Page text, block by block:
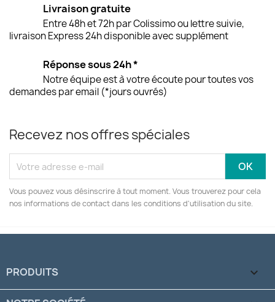
Livraison gratuite
Entre 48h et 72h par Colissimo ou lettre suivie,
livraison Express 24h disponible avec supplément
Réponse sous 24h *
Notre équipe est à votre écoute pour toutes vos
demandes par email (*jours ouvrés)
Recevez nos offres spéciales
Vous pouvez vous désinscrire à tout moment. Vous trouverez pour cela
nos informations de contact dans les conditions d'utilisation du site.
PRODUITS 